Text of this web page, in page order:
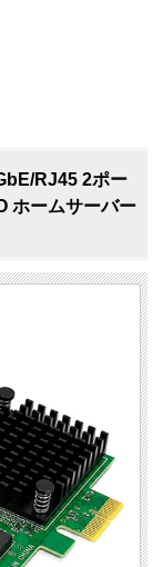
RJ45 2ポー
ホームサーバー